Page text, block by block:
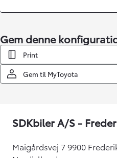
Gem denne
Print
Gem til MyToyota
SDKbiler A/S -
Maigårdsvej 7 9900